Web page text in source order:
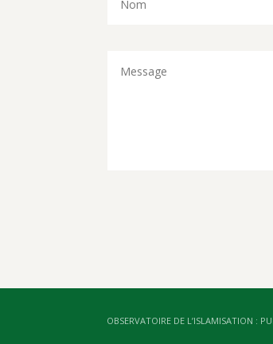
OBSERVATOIRE DE L’ISLAMISATION :